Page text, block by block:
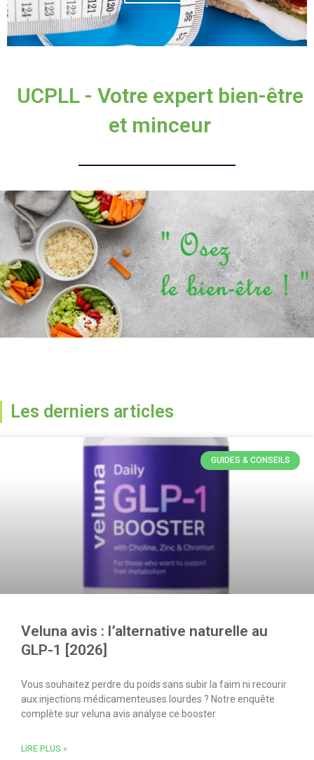
UCPLL - Votre expert bien-être
et minceur
Les derniers articles
GUIDES & CONSEILS
Veluna avis : l’alternative naturelle au
GLP-1 [2026]
Vous souhaitez perdre du poids sans subir la faim ni recourir
aux injections médicamenteuses lourdes ? Notre enquête
complète sur veluna avis analyse ce booster
LIRE PLUS »